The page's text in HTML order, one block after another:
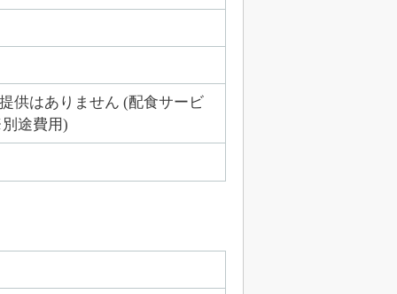
供はありません (配食サービ
途費用)